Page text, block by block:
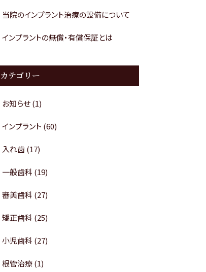
当院のインプラント治療の設備について
インプラントの無償・有償保証とは
カテゴリー
お知らせ(1)
インプラント (60)
入れ歯(17)
一般歯科 (19)
審美歯科 (27)
矯正歯科 (25)
小児歯科 (27)
根管治療(1)